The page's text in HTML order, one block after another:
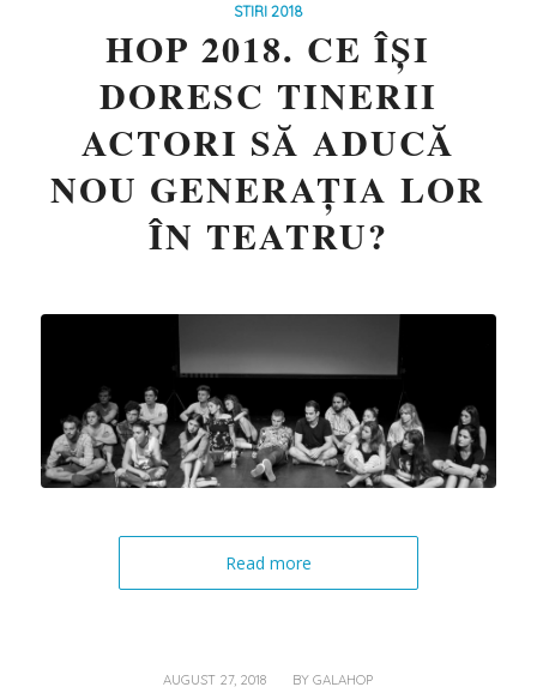
STIRI 2018
HOP 2018. CE ÎȘI
DORESC TINERII
ACTORI SĂ ADUCĂ
NOU GENERAȚIA LOR
ÎN TEATRU?
Read more
AUGUST 27, 2018
/ BYGALAHOP